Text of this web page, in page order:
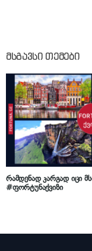
მსგავსი თემები
რამდენად კარგად იცი
#ფორტუნაქვიზი